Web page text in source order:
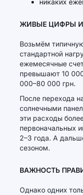
никаких
ЖИВЫЕ ЦИФРЫ
Возьмём
стандартной
ежемесячные
превышают 10
000–80 000 грн.
После перехода
солнечными
эти расходы
первоначальных
2–3 года. А
сезоном.
ВАЖНОСТЬ
Однако одних